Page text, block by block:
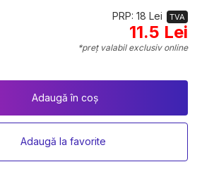
PRP: 18 Lei TVA
11.5 Lei
*preț valabil exclusiv online
Adaugă în coș
Adaugă la favorite